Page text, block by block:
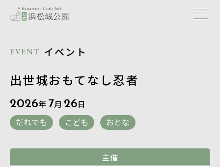
EVENT イベント
出世城おもてなし忍者
2026年 7月 26日
だれでも
こども おとな
主催